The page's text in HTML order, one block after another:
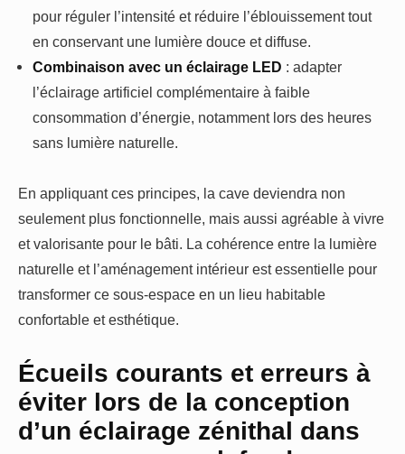
pour réguler l’intensité et réduire l’éblouissement tout
en conservant une lumière douce et diffuse.
Combinaison avec un éclairage LED : adapter
l’éclairage artificiel complémentaire à faible
consommation d’énergie, notamment lors des heures
sans lumière naturelle.
En appliquant ces principes, la cave deviendra non
seulement plus fonctionnelle, mais aussi agréable à vivre
et valorisante pour le bâti. La cohérence entre la lumière
naturelle et l’aménagement intérieur est essentielle pour
transformer ce sous-espace en un lieu habitable
confortable et esthétique.
Écueils courants et erreurs à
éviter lors de la conception
d’un éclairage zénithal dans